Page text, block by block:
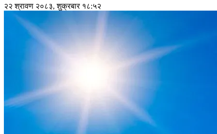
२२ श्रावण २०८३, शुक्रबार १८:५२